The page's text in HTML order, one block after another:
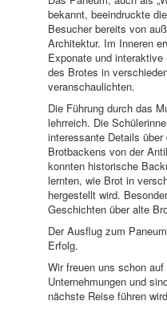
bekannt, beeindruckte
Besucher bereits von
Architektur. Im Inneren
Exponate und
des Brotes in
veranschaulichten.
Die Führung durch das
lehrreich. Die
interessante Details
Brotbackens von der
konnten historische
lernten, wie Brot in
hergestellt wird.
Geschichten über alte
Der Ausflug zum
Erfolg.
Wir freuen uns schon
Unternehmungen und
nächste Reise führen